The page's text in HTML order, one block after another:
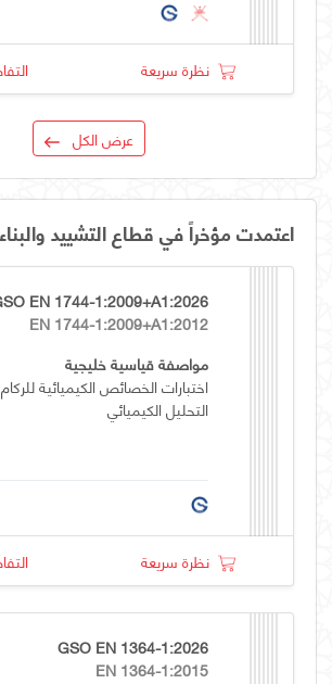
نظرة سريعة
عرض الكل
اعتمدت مؤخراً في قطاع التشييد والبناء
EN 1744-1:2009+A1:2026
EN 1744-1:2009+A1:2012
مواصفة قياسية خليجية
التحليل الكيميائي
نظرة سريعة
GSO EN 1364-1:2026
EN 1364-1:2015